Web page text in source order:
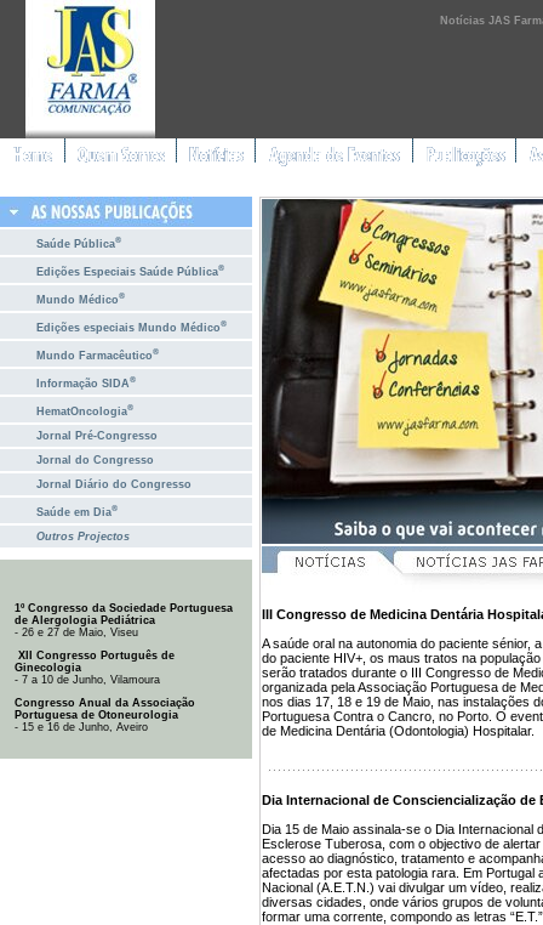
Notícias JAS
Saúde Pública®
Edições Especiais Saúde Pública®
Mundo Médico®
Edições especiais Mundo Médico®
Mundo Farmacêutico®
Informação SIDA®
HematOncologia®
Jornal Pré-Congresso
Jornal do Congresso
Jornal Diário do Congresso
Saúde em Dia®
Outros Projectos
1º Congresso da Sociedade Portuguesa
de Alergologia Pediátrica
- 26 e 27 de Maio, Viseu
XII Congresso Português de
Ginecologia
- 7 a 10 de Junho, Vilamoura
Congresso Anual da Associação
Portuguesa de Otoneurologia
- 15 e 16 de Junho, Aveiro
III Congresso de Medicina Dentária
A saúde oral na autonomia do paciente sénior,
do paciente HIV+, os maus tratos na
serão tratados durante o III Congresso de
organizada pela Associação Portuguesa de
nos dias 17, 18 e 19 de Maio, nas instalações
Portuguesa Contra o Cancro, no Porto. O
de Medicina Dentária (Odontologia) Hospitalar.
Dia Internacional de Consciencialização de
Dia 15 de Maio assinala-se o Dia Internacional
Esclerose Tuberosa, com o objectivo de
acesso ao diagnóstico, tratamento e
afectadas por esta patologia rara. Em
Nacional (A.E.T.N.) vai divulgar um vídeo,
diversas cidades, onde vários grupos de
formar uma corrente, compondo as letras